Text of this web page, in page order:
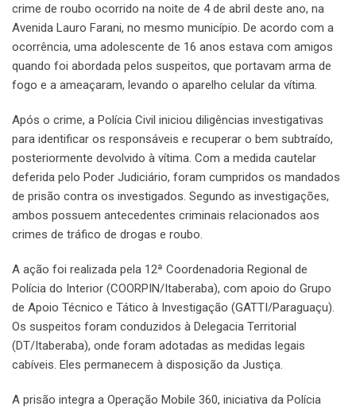
crime de roubo ocorrido na noite de 4 de abril deste ano, na
Avenida Lauro Farani, no mesmo município. De acordo com a
ocorrência, uma adolescente de 16 anos estava com amigos
quando foi abordada pelos suspeitos, que portavam arma de
fogo e a ameaçaram, levando o aparelho celular da vítima.
Após o crime, a Polícia Civil iniciou diligências investigativas
para identificar os responsáveis e recuperar o bem subtraído,
posteriormente devolvido à vítima. Com a medida cautelar
deferida pelo Poder Judiciário, foram cumpridos os mandados
de prisão contra os investigados. Segundo as investigações,
ambos possuem antecedentes criminais relacionados aos
crimes de tráfico de drogas e roubo.
A ação foi realizada pela 12ª Coordenadoria Regional de
Polícia do Interior (COORPIN/Itaberaba), com apoio do Grupo
de Apoio Técnico e Tático à Investigação (GATTI/Paraguaçu).
Os suspeitos foram conduzidos à Delegacia Territorial
(DT/Itaberaba), onde foram adotadas as medidas legais
cabíveis. Eles permanecem à disposição da Justiça.
A prisão integra a Operação Mobile 360, iniciativa da Polícia